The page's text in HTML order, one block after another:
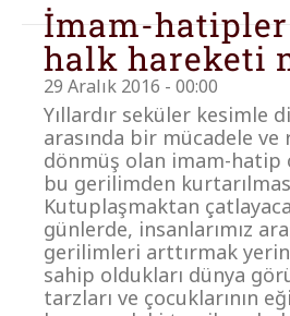
İmam-
halk hareketi
29 Aralık 2016 - 00:00
Yıllardır seküler kesimle
arasında bir mücadele ve
dönmüş olan imam-hatip
bu gerilimden
Kutuplaşmaktan
günlerde, insanlarımız
gerilimleri arttırmak
sahip oldukları dünya
tarzları ve çocuklarının